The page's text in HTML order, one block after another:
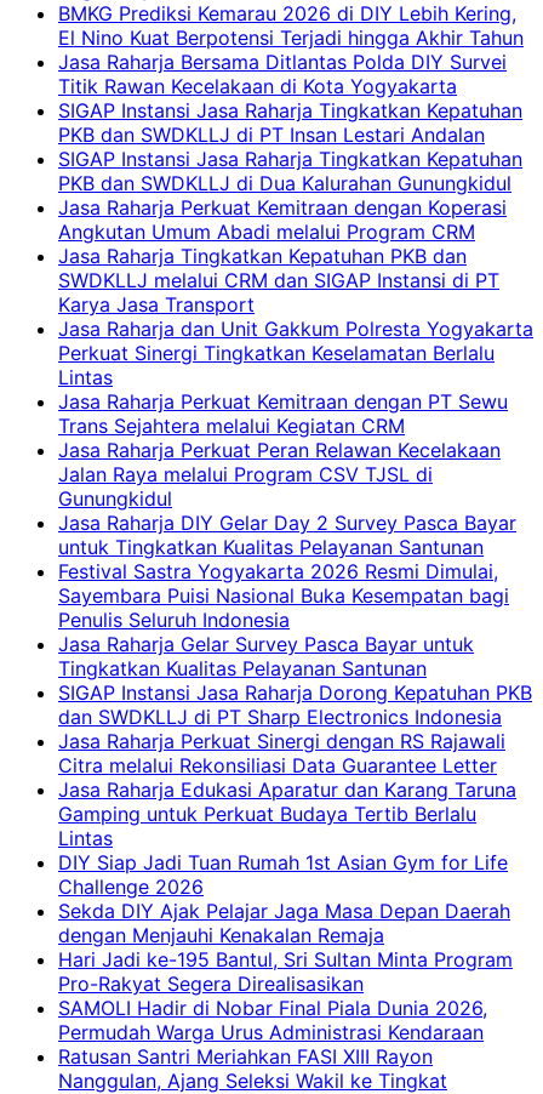
BMKG Prediksi Kemarau 2026 di DIY Lebih Kering,
El Nino Kuat Berpotensi Terjadi hingga Akhir Tahun
Jasa Raharja Bersama Ditlantas Polda DIY Survei
Titik Rawan Kecelakaan di Kota Yogyakarta
SIGAP Instansi Jasa Raharja Tingkatkan Kepatuhan
PKB dan SWDKLLJ di PT Insan Lestari Andalan
SIGAP Instansi Jasa Raharja Tingkatkan Kepatuhan
PKB dan SWDKLLJ di Dua Kalurahan Gunungkidul
Jasa Raharja Perkuat Kemitraan dengan Koperasi
Angkutan Umum Abadi melalui Program CRM
Jasa Raharja Tingkatkan Kepatuhan PKB dan
SWDKLLJ melalui CRM dan SIGAP Instansi di PT
Karya Jasa Transport
Jasa Raharja dan Unit Gakkum Polresta Yogyakarta
Perkuat Sinergi Tingkatkan Keselamatan Berlalu
Lintas
Jasa Raharja Perkuat Kemitraan dengan PT Sewu
Trans Sejahtera melalui Kegiatan CRM
Jasa Raharja Perkuat Peran Relawan Kecelakaan
Jalan Raya melalui Program CSV TJSL di
Gunungkidul
Jasa Raharja DIY Gelar Day 2 Survey Pasca Bayar
untuk Tingkatkan Kualitas Pelayanan Santunan
Festival Sastra Yogyakarta 2026 Resmi Dimulai,
Sayembara Puisi Nasional Buka Kesempatan bagi
Penulis Seluruh Indonesia
Jasa Raharja Gelar Survey Pasca Bayar untuk
Tingkatkan Kualitas Pelayanan Santunan
SIGAP Instansi Jasa Raharja Dorong Kepatuhan PKB
dan SWDKLLJ di PT Sharp Electronics Indonesia
Jasa Raharja Perkuat Sinergi dengan RS Rajawali
Citra melalui Rekonsiliasi Data Guarantee Letter
Jasa Raharja Edukasi Aparatur dan Karang Taruna
Gamping untuk Perkuat Budaya Tertib Berlalu
Lintas
DIY Siap Jadi Tuan Rumah 1st Asian Gym for Life
Challenge 2026
Sekda DIY Ajak Pelajar Jaga Masa Depan Daerah
dengan Menjauhi Kenakalan Remaja
Hari Jadi ke-195 Bantul, Sri Sultan Minta Program
Pro-Rakyat Segera Direalisasikan
SAMOLI Hadir di Nobar Final Piala Dunia 2026,
Permudah Warga Urus Administrasi Kendaraan
Ratusan Santri Meriahkan FASI XIII Rayon
Nanggulan, Ajang Seleksi Wakil ke Tingkat